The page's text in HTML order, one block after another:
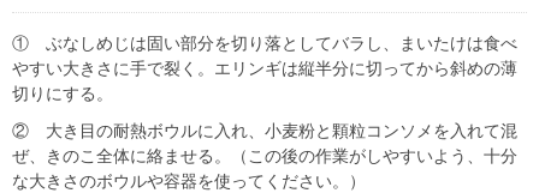
① ぶなしめじは固い部分を切り落としてバラし、まいたけは食べ
やすい大きさに手で裂く。エリンギは縦半分に切ってから斜めの薄
切りにする。
② 大き目の耐熱ボウルに入れ、小麦粉と顆粒コンソメを入れて混
ぜ、きのこ全体に絡ませる。（この後の作業がしやすいよう、十分
な大きさのボウルや容器を使ってください。）